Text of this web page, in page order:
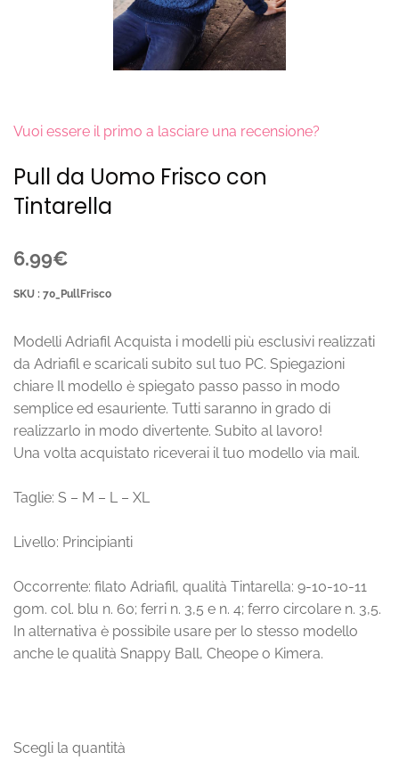
Vuoi essere il primo a lasciare una recensione?
Pull da Uomo Frisco con
Tintarella
6.99€
SKU : 70_PullFrisco
Modelli Adriafil Acquista i modelli più esclusivi realizzati
da Adriafil e scaricali subito sul tuo PC. Spiegazioni
chiare Il modello è spiegato passo passo in modo
semplice ed esauriente. Tutti saranno in grado di
realizzarlo in modo divertente. Subito al lavoro!
Una volta acquistato riceverai il tuo modello via mail.
Taglie: S – M – L – XL
Livello: Principianti
Occorrente: filato Adriafil, qualità Tintarella: 9-10-10-11
gom. col. blu n. 60; ferri n. 3,5 e n. 4; ferro circolare n. 3,5.
In alternativa è possibile usare per lo stesso modello
anche le qualità Snappy Ball, Cheope o Kimera.
Scegli la quantità